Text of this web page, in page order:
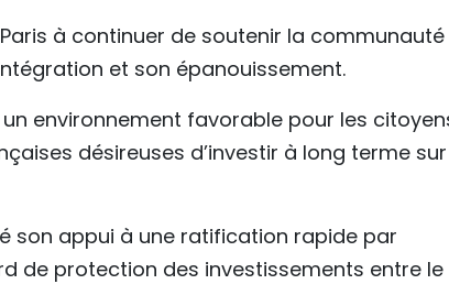
à continuer de soutenir la communauté
et son épanouissement.
environnement favorable pour les
désireuses d’investir à long terme
son appui à une ratification rapide par
de protection des investissements entre le